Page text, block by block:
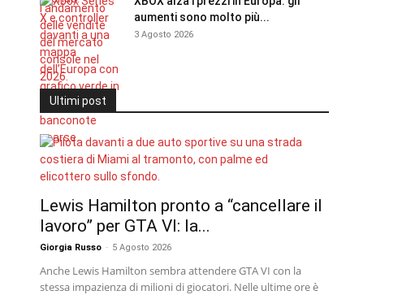
aumenti sono molto più...
3 Agosto 2026
Ultimi post
Lewis Hamilton pronto a “cancellare il
lavoro” per GTA VI: la...
Giorgia Russo - 5 Agosto 2026
Anche Lewis Hamilton sembra attendere GTA VI con la
stessa impazienza di milioni di giocatori. Nelle ultime ore è